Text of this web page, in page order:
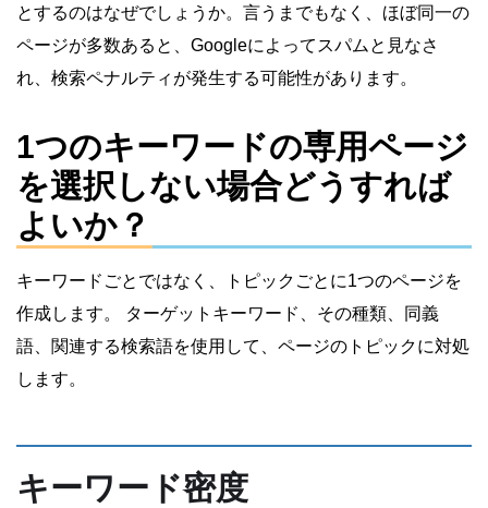
とするのはなぜでしょうか。言うまでもなく、ほぼ同一の
ページが多数あると、Googleによってスパムと見なさ
れ、検索ペナルティが発生する可能性があります。
1つのキーワードの専用ページ
を選択しない場合どうすれば
よいか？
キーワードごとではなく、トピックごとに1つのページを
作成します。 ターゲットキーワード、その種類、同義
語、関連する検索語を使用して、ページのトピックに対処
します。
キーワード密度